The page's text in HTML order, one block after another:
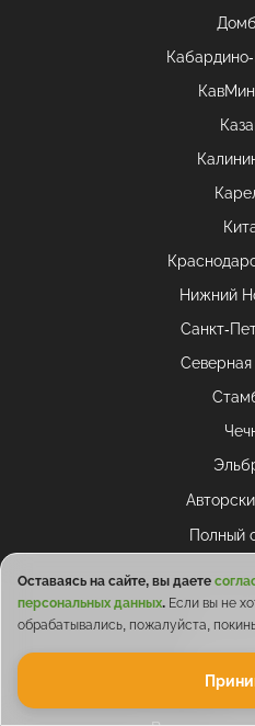
Нижний
Санкт-
Полный
Типы
Оставаясь на сайте, вы даете
персональных данных. Если вы не
обрабатывались, пожалуйста,